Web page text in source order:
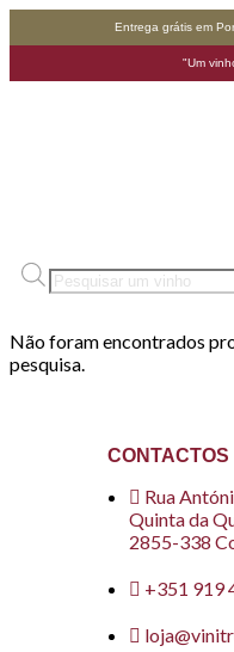
Entrega grátis em
"Um
Não foram encontrados
pesquisa.
CONTACTOS
Rua
Quinta da
2855-338
+351 919